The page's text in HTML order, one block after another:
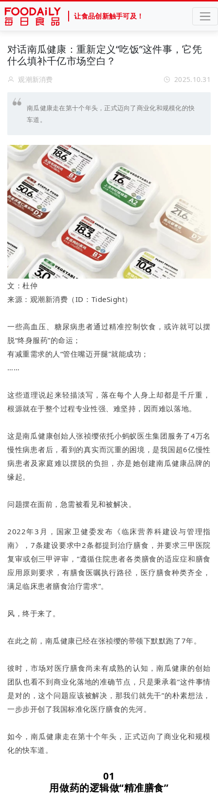
让食品创新触手可及！
对话南瓜健康：重新定义“吃饭”这件事，它凭
什么填补千亿市场空白？
观潮新消费 2025.10.31
南瓜健康走在第十个年头，正式迈向了商业化和规模化的快
车道。
文：杜仲
来源：观潮新消费（ID：TideSight）
一些高血压、糖尿病患者通过精准控制饮食，或许就可以摆
脱“终身服药”的命运；
有减重需求的人“管住嘴迈开腿”就能成功；
……
这些道理说起来轻描淡写，落在每个人身上却都是千斤重，
根源就在于整个过程专业性强、难坚持，因而难以落地。
这是南瓜健康创始人张祯缨依托小蚂蚁医生集团服务了4万名
慢性病患者后，看到的真实而沉重的困境，是我国超6亿慢性
病患者及家庭难以摆脱的负担，亦是她创建南瓜健康品牌的
缘起。
问题摆在面前，急需被看见和被解决。
2022年3月，国家卫健委发布《临床营养科建设与管理指
南》，7条建设要求中2条都提到治疗膳食，并要求三甲医院
复审或创三甲评审，“遵循住院患者各类膳食的适应症和膳食
应用原则要求，有膳食医嘱执行路径，医疗膳食种类齐全，
满足临床患者膳食治疗需求”。
风，终于来了。
在此之前，南瓜健康已经在张祯缨的带领下默默跑了7年。
彼时，市场对医疗膳食尚未有成熟的认知，南瓜健康的创始
团队也看不到商业化落地的准确节点，只是秉承着“这件事情
是对的，这个问题应该被解决，那我们就先干”的朴素想法，
一步步开创了我国标准化医疗膳食的先河。
如今，南瓜健康走在第十个年头，正式迈向了商业化和规模
化的快车道。
01
用做药的逻辑做“精准膳食”